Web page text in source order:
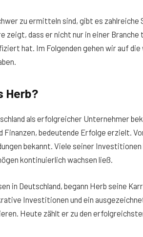
zu ermitteln sind, gibt es zahlreiche
zeigt, dass er nicht nur in einer
hat. Im Folgenden gehen wir auf
Herb?
als erfolgreicher Unternehmer
Finanzen, bedeutende Erfolge erzielt.
bekannt. Viele seiner
kontinuierlich wachsen ließ.
in Deutschland, begann Herb seine
Investitionen und ein
Heute zählt er zu den